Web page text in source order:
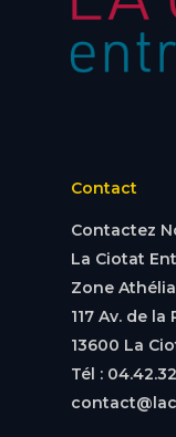
Contact
Contactez
La Ciotat
Zone
117 Av. de
13600 La
Tél :